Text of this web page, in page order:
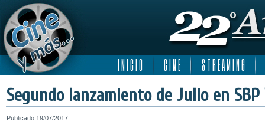
I N I C I O C I N E S T R E A M I N G
Segundo lanzamiento de Julio en
Publicado 19/07/2017